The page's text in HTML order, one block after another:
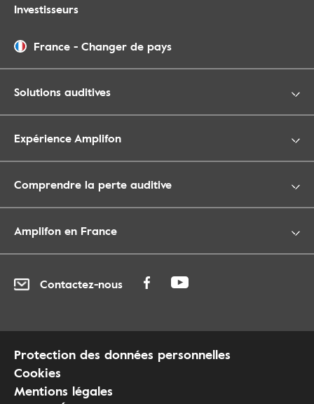
Investisseurs
France - Changer de pays
Solutions auditives
Expérience Amplifon
Comprendre la perte auditive
Amplifon en France
Contactez-nous
Protection des données personnelles
Cookies
Mentions légales